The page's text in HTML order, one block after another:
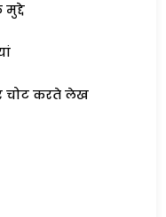
चोट करते लेख